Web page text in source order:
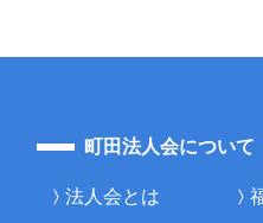
町田法人会について
法人会とは